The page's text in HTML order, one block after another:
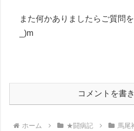
また何かありましたらご質問
_)m
コメントを書
ホーム ★闘病記 馬尾